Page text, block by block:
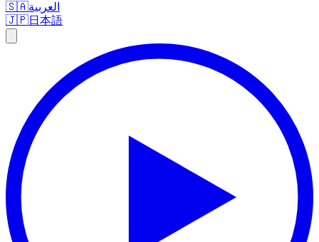
🇸🇦العربية
🇯🇵日本語